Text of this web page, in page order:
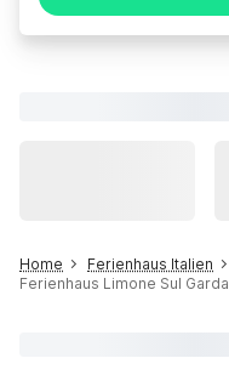
Home Ferienhaus Italien
Ferienhaus Limone Sul Garda